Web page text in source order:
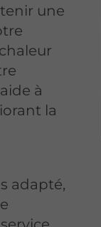
une
à
la
adapté,